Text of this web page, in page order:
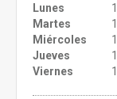
Lunes
Martes
Miércoles
Jueves
Viernes